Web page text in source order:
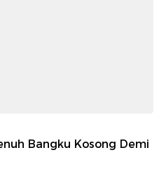
Bangku Kosong Demi